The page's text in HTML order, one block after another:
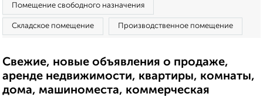
Помещение свободного назначения
Складское помещение Производственное помещение
Свежие, новые объявления о продаже,
аренде недвижимости, квартиры, комнаты,
дома, машиноместа, коммерческая